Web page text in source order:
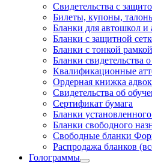
Свидетельства с
Билеты, купоны,
Бланки для автошкол и
Бланки с защитной
Бланки с тонкой рамкой
Бланки свидетельства
Квалификационные
Ордерная книжка
Свидетельства об
Сертификат бумага
Бланки установленного
Бланки свободного
Свободные бланки
Распродажа бланков
Голограммы